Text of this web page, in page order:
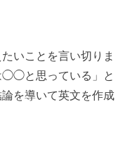
いことを言い切りま
と思っている」と
を導いて英文を作成